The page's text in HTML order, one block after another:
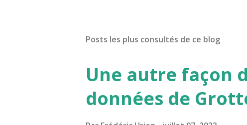
Posts les plus consultés de ce blog
Une autre façon
données de